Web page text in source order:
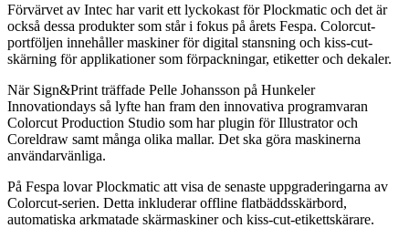
Förvärvet av Intec har varit ett lyckokast för Plockmatic och det är
också dessa produkter som står i fokus på årets Fespa. Colorcut-
portföljen innehåller maskiner för digital stansning och kiss-cut-
skärning för applikationer som förpackningar, etiketter och dekaler.
När Sign&Print träffade Pelle Johansson på Hunkeler
Innovationdays så lyfte han fram den innovativa programvaran
Colorcut Production Studio som har plugin för Illustrator och
Coreldraw samt många olika mallar. Det ska göra maskinerna
användarvänliga.
På Fespa lovar Plockmatic att visa de senaste uppgraderingarna av
Colorcut-serien. Detta inkluderar offline flatbäddsskärbord,
automatiska arkmatade skärmaskiner och kiss-cut-etikettskärare.